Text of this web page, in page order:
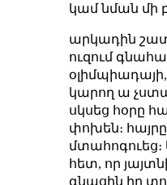
կամ նման մի
արկադին շատ
ուզում
կարող ա
սկսեց հօրը
փոխեն։
հետ, որ
գնացին իր